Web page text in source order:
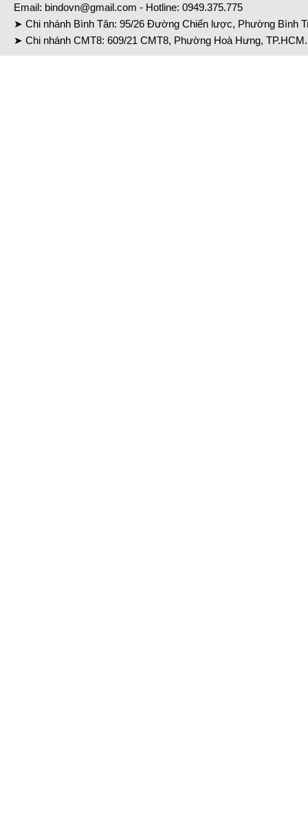
Email: bindovn@gmail.com - Hotline: 0949.375.775
➤ Chi nhánh Bình Tân: 95/26 Đường Chiến lược, Phường Bình
➤ Chi nhánh CMT8: 609/21 CMT8, Phường Hoà Hưng,